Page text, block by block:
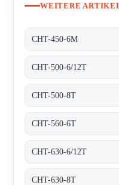
WEITERE
CHT-450-6M
CHT-500-6/12T
CHT-500-8T
CHT-560-6T
CHT-630-6/12T
CHT-630-8T